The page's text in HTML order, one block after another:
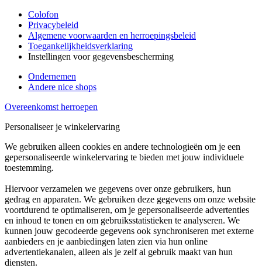
Colofon
Privacybeleid
Algemene voorwaarden en herroepingsbeleid
Toegankelijkheidsverklaring
Instellingen voor gegevensbescherming
Ondernemen
Andere nice shops
Overeenkomst herroepen
Personaliseer je winkelervaring
We gebruiken alleen cookies en andere technologieën om je een
gepersonaliseerde winkelervaring te bieden met jouw individuele
toestemming.
Hiervoor verzamelen we gegevens over onze gebruikers, hun
gedrag en apparaten. We gebruiken deze gegevens om onze website
voortdurend te optimaliseren, om je gepersonaliseerde advertenties
en inhoud te tonen en om gebruiksstatistieken te analyseren. We
kunnen jouw gecodeerde gegevens ook synchroniseren met externe
aanbieders en je aanbiedingen laten zien via hun online
advertentiekanalen, alleen als je zelf al gebruik maakt van hun
diensten.